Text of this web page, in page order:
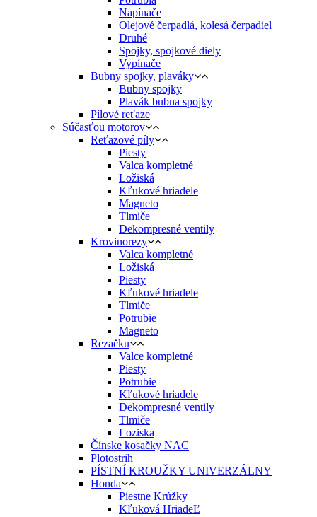
Napínače
Olejové čerpadlá, kolesá čerpadiel
Druhé
Spojky, spojkové diely
Vypínače
Bubny spojky, plaváky
Bubny spojky
Plavák bubna spojky
Pílové reťaze
Súčasťou motorov
Reťazové píly
Piesty
Valca kompletné
Ložiská
Kľukové hriadele
Magneto
Tlmiče
Dekompresné ventily
Krovinorezy
Valca kompletné
Ložiská
Piesty
Kľukové hriadele
Tlmiče
Potrubie
Magneto
Rezačku
Valce kompletné
Piesty
Potrubie
Kľukové hriadele
Dekompresné ventily
Tlmiče
Loziska
Čínske kosačky NAC
Plotostrih
PÍSTNÍ KROUŽKY UNIVERZÁLNY
Honda
Piestne Krúžky
Kľuková HriadeĽ